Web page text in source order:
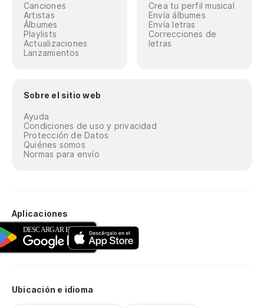
Canciones
Artistas
Álbumes
Playlists
Actualizaciones
Lanzamientos
Crea tu perfil musical
Envía álbumes
Envía letras
Correcciones de
letras
Sobre el sitio web
Ayuda
Condiciones de uso y privacidad
Protección de Datos
Quiénes somos
Normas para envío
Aplicaciones
Ubicación e idioma